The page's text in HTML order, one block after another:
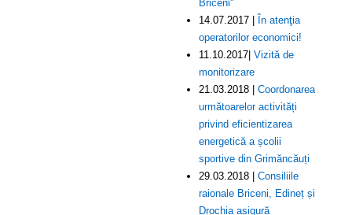
Briceni"
14.07.2017 |
În atenţia
operatorilor economici!
11.10.2017| Vizită de
monitorizare
21.03.2018 | Coordonarea
următoarelor activități
privind eficientizarea
energetică a școlii
sportive din Grimăncăuți
29.03.2018 | Consiliile
raionale Briceni, Edineț și
Drochia asigură